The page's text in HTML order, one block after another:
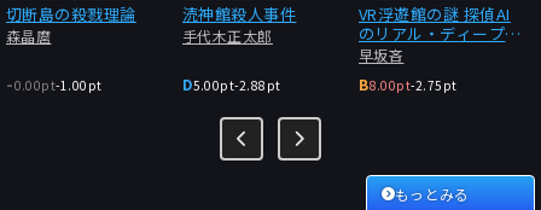
切断島の殺戮理論
森晶麿
-0.00pt-1.00pt
涜神館殺人事件
手代木正太郎
D5.00pt-2.88pt
VR浮遊館の謎 探偵AI
のリアル・ディープラ
ーニング
早坂吝
B8.00pt-2.75pt
もっとみる